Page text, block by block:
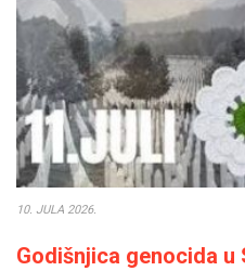
10. JULA 2026.
Godišnjica genocida u